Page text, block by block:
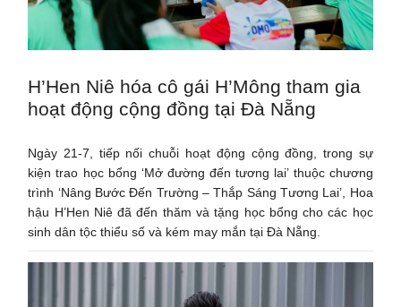
H’Hen Niê hóa cô gái H’Mông tham gia
hoạt động cộng đồng tại Đà Nẵng
Ngày 21-7, tiếp nối chuỗi hoạt động cộng đồng, trong sự
kiện trao học bổng ‘Mở đường đến tương lai’ thuộc chương
trình ‘Nâng Bước Đến Trường – Thắp Sáng Tương Lai’, Hoa
hậu H’Hen Niê đã đến thăm và tặng học bổng cho các học
sinh dân tộc thiểu số và kém may mắn tại Đà Nẵng.